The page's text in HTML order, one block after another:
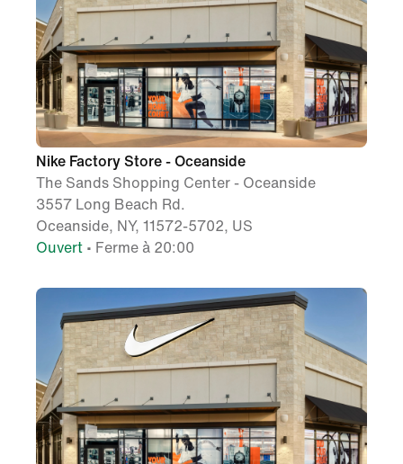
Nike Factory Store - Oceanside
The Sands Shopping Center - Oceanside
3557 Long Beach Rd.
Oceanside, NY, 11572-5702, US
Ouvert • Ferme à 20:00